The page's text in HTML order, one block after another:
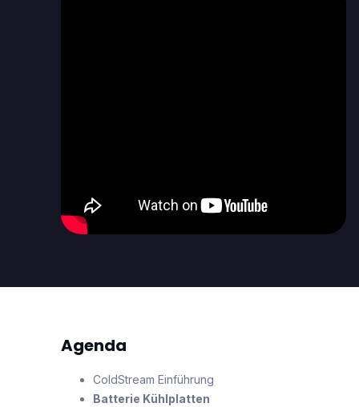
Agenda
ColdStream Einführung
Batterie Kühlplatten